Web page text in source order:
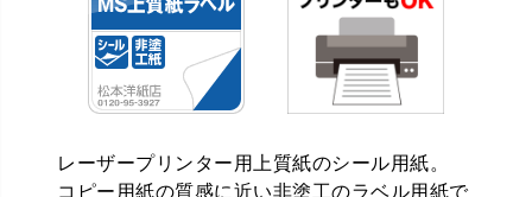
レーザープリンター用上質紙のシール用紙。
コピー用紙の質感に近い非塗工のラベル用紙で